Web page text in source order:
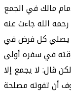
مالك في الجمع
الله جاءت عنه
أن يصلي كل فرض في
قال: لا يجمع إلا